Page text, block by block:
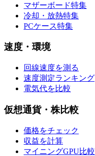
マザーボード特集
冷却・放熱特集
PCケース特集
速度・環境
回線速度を測る
速度測定ランキング
電気代を比較
仮想通貨・株比較
価格をチェック
収益を計算
マイニングGPU比較